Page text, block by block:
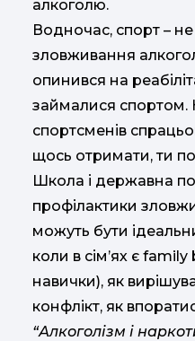
алкоголю.
Водночас, спорт – не
зловживання
опинився на
займалися спортом.
спортсменів
щось отримати, ти
Школа і державна
профілактики
можуть бути
коли в сім’ях є
навички), як
конфлікт, як
“Алкоголізм і